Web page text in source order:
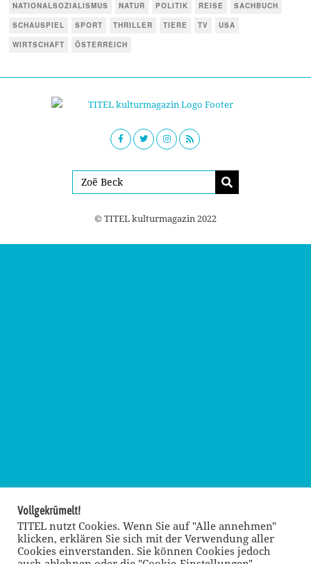
NATIONALSOZIALISMUS
NATUR POLITIK REISE
SACHBUCH
SCHAUSPIEL
SPORT THRILLER TIERE TV
USA
WIRTSCHAFT
ÖSTERREICH
© TITEL kulturmagazin 2022
Vollgekrümelt!
TITEL nutzt Cookies. Wenn Sie auf "Alle annehmen"
klicken, erklären Sie sich mit der Verwendung aller
Cookies einverstanden. Sie können Cookies jedoch